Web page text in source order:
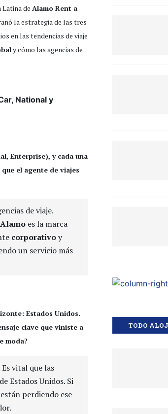
de Alamo Rent a
la estrategia de las tres
en las tendencias de viaje
y cómo las agencias de
National y
Enterprise), y cada una
el agente de viajes
de viaje.
Alamo es la marca
corporativoy
un servicio más
Estados Unidos.
clave que viniste a
moda?
Es vital que las
Estados Unidos. Si
perdiendo ese
TODO